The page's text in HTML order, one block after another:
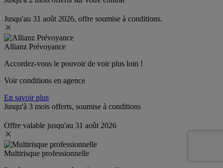
Jusqu'au 31 août 2026, offre soumise à conditions.
Allianz Prévoyance
Accordez-vous le pouvoir de voir plus loin !
Voir conditions en agence
En savoir plus
Jusqu'à 3 mois offerts, soumise à conditions
Offre valable jusqu'au 31 août 2026
Multirisque professionnelle